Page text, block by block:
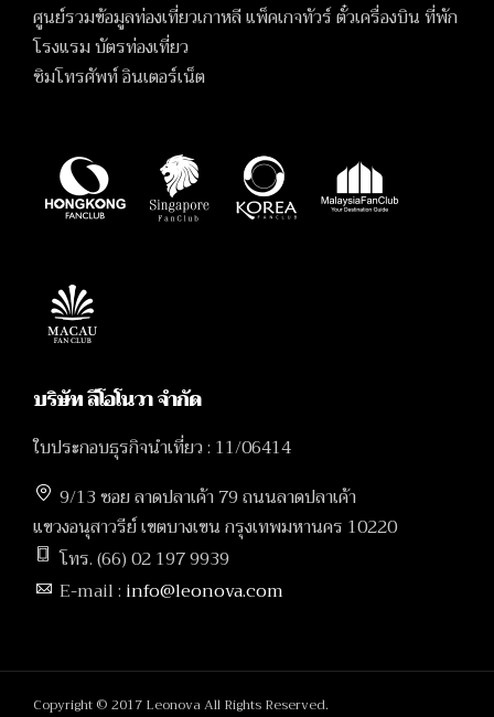
ศูนย์รวมข้อมูลท่องเที่ยวเกาหลี แพ็คเกจทัวร์ ตั๋วเครื่องบิน ที่พัก
โรงแรม บัตรท่องเที่ยว
ซิมโทรศัพท์ อินเตอร์เน็ต
บริษัท ลีโอโนวา จำกัด
ใบประกอบธุรกิจนำเที่ยว : 11/06414
9/13 ซอย ลาดปลาเค้า 79 ถนนลาดปลาเค้า
แขวงอนุสาวรีย์ เขตบางเขน กรุงเทพมหานคร 10220
โทร. (66) 02 197 9939
E-mail : info@leonova.com
Copyright © 2017 Leonova All Rights Reserved.